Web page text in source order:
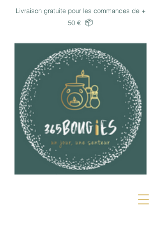
Livraison gratuite pour les commandes de +
50 € 📦